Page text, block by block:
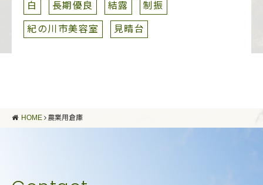
白
長期優良 結露
制振
紀の川市美容室
見晴台
HOME 農業用倉庫